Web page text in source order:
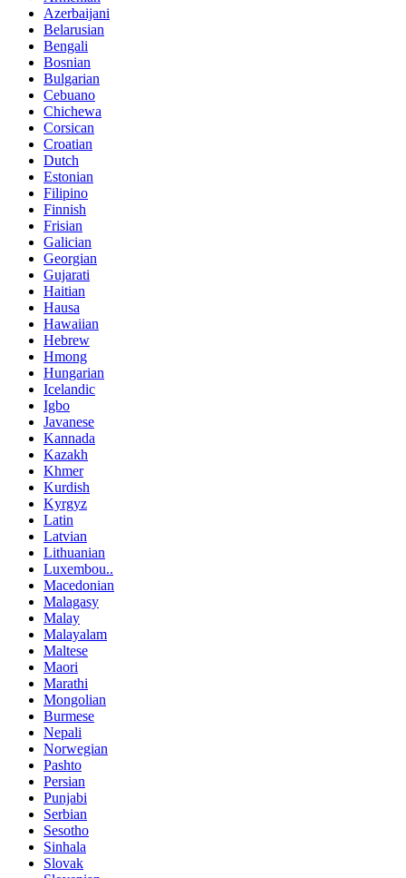
Azerbaijani
Belarusian
Bengali
Bosnian
Bulgarian
Cebuano
Chichewa
Corsican
Croatian
Dutch
Estonian
Filipino
Finnish
Frisian
Galician
Georgian
Gujarati
Haitian
Hausa
Hawaiian
Hebrew
Hmong
Hungarian
Icelandic
Igbo
Javanese
Kannada
Kazakh
Khmer
Kurdish
Kyrgyz
Latin
Latvian
Lithuanian
Luxembou..
Macedonian
Malagasy
Malay
Malayalam
Maltese
Maori
Marathi
Mongolian
Burmese
Nepali
Norwegian
Pashto
Persian
Punjabi
Serbian
Sesotho
Sinhala
Slovak